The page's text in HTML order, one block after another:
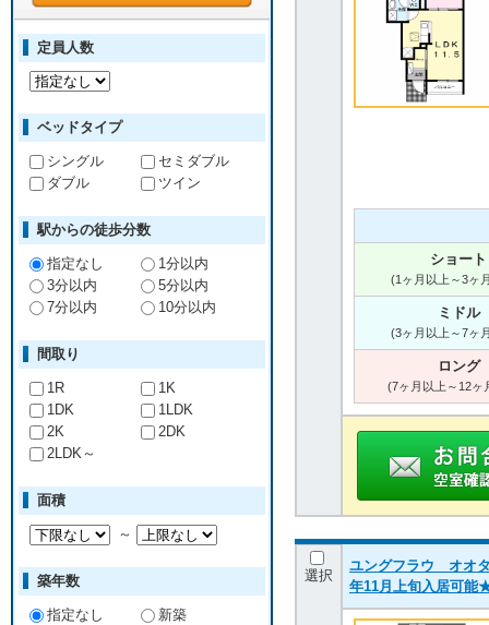
ショート
(1ヶ月以上～3ヶ
ミドル
(3ヶ月以上～7ヶ
ロング
(7ヶ月以上～12ヶ
選択
ユングフラウ オオ
年11月上旬入居可能
定員人数
ベッドタイプ
シングル
セミダブル
ダブル
ツイン
駅からの徒歩分数
指定なし
1分以内
3分以内
5分以内
7分以内
10分以内
間取り
1R
1K
1DK
1LDK
2K
2DK
2LDK～
面積
～
築年数
指定なし
新築